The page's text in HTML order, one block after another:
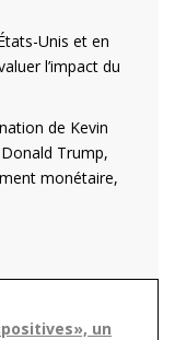
Unis et en
l’impact du
de Kevin
Trump,
monétaire,
un